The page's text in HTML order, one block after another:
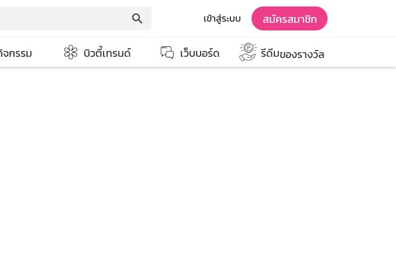
search เข้าสู่ระบบ สมัครสมาชิก
กรรม บิวตี้เทรนด์ เว็บบอร์ด รีดีมของรางวัล